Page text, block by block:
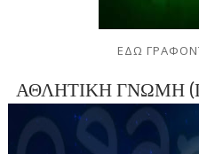
ΕΔΩ
ΑΘΛΗΤΙΚΗ ΓΝΩΜΗ